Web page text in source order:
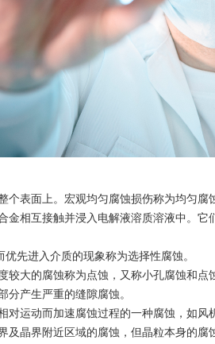
个表面上。宏观均匀腐蚀损伤称为均匀腐
金相互接触并浸入电解液溶质溶液中。
先进入介质的现象称为选择性腐蚀。
大的腐蚀称为点蚀，又称小孔腐蚀和点
分产生严重的缝隙腐蚀。
对运动而加速腐蚀过程的一种腐蚀，如风
晶界附近区域的腐蚀，但晶粒本身的腐